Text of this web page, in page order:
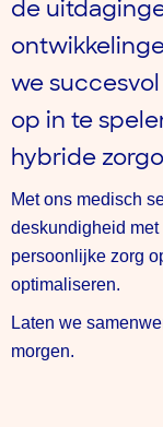
de
we
op in te
hybride
Met ons medisch
deskundigheid
persoonlijke zorg
optimaliseren.
Laten we
morgen.